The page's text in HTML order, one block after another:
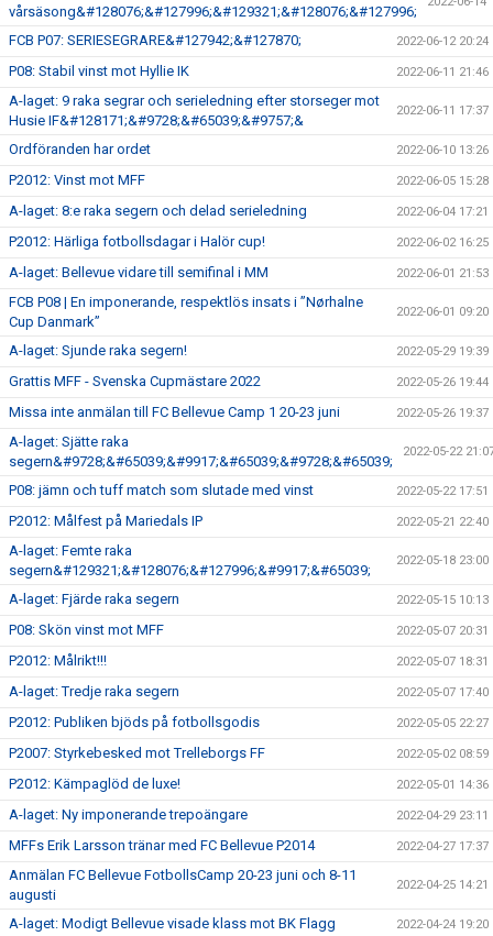
vårsäsong&#128076;&#127996;&#129321;&#128076;&#127996;
FCB P07: SERIESEGRARE&#127942;&#127870; 2022-06-12 20:24
P08: Stabil vinst mot Hyllie IK 2022-06-11 21:46
A-laget: 9 raka segrar och serieledning efter storseger mot
Husie IF&#128171;&#9728;&#65039;&#9757;&
2022-06-11 17:37
Ordföranden har ordet 2022-06-10 13:26
P2012: Vinst mot MFF 2022-06-05 15:28
A-laget: 8:e raka segern och delad serieledning 2022-06-04 17:21
P2012: Härliga fotbollsdagar i Halör cup! 2022-06-02 16:25
A-laget: Bellevue vidare till semifinal i MM 2022-06-01 21:53
FCB P08 | En imponerande, respektlös insats i ”Nørhalne
Cup Danmark”
2022-06-01 09:20
A-laget: Sjunde raka segern! 2022-05-29 19:39
Grattis MFF - Svenska Cupmästare 2022 2022-05-26 19:44
Missa inte anmälan till FC Bellevue Camp 1 20-23 juni 2022-05-26 19:37
A-laget: Sjätte raka
segern&#9728;&#65039;&#9917;&#65039;&#9728;&#65039;
2022-05-22
P08: jämn och tuff match som slutade med vinst 2022-05-22 17:51
P2012: Målfest på Mariedals IP 2022-05-21 22:40
A-laget: Femte raka
segern&#129321;&#128076;&#127996;&#9917;&#65039;
2022-05-18 23:00
A-laget: Fjärde raka segern 2022-05-15 10:13
P08: Skön vinst mot MFF 2022-05-07 20:31
P2012: Målrikt!!! 2022-05-07 18:31
A-laget: Tredje raka segern 2022-05-07 17:40
P2012: Publiken bjöds på fotbollsgodis 2022-05-05 22:27
P2007: Styrkebesked mot Trelleborgs FF 2022-05-02 08:59
P2012: Kämpaglöd de luxe! 2022-05-01 14:36
A-laget: Ny imponerande trepoängare 2022-04-29 23:11
MFFs Erik Larsson tränar med FC Bellevue P2014 2022-04-27 17:37
Anmälan FC Bellevue FotbollsCamp 20-23 juni och 8-11
augusti
2022-04-25 14:21
A-laget: Modigt Bellevue visade klass mot BK Flagg 2022-04-24 19:20